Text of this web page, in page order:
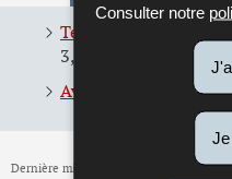
Consulter notre
Texte du projet de
3,00 Mo)
Avis 62.582 du 30
Dernière mise à jour